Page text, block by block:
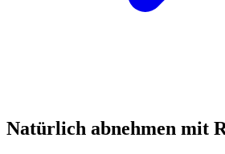
Natürlich abnehmen mit